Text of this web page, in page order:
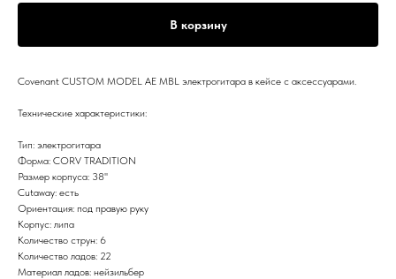
В корзину
Covenant CUSTOM MODEL AE MBL электрогитара в кейсе с аксессуарами.
Технические характеристики:
Тип: электрогитара
Форма: CORV TRADITION
Размер корпуса: 38''
Cutaway: есть
Ориентация: под правую руку
Корпус: липа
Количество струн: 6
Количество ладов: 22
Материал ладов: нейзильбер